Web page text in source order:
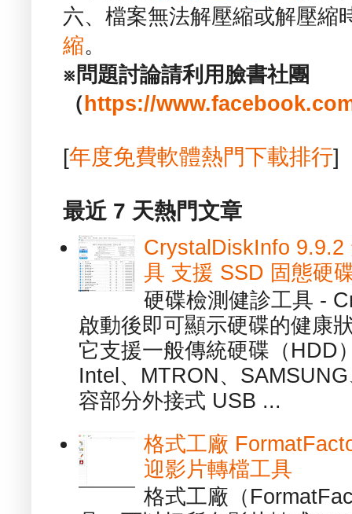
六、檔案無法解壓縮或解壓縮
縮。
※問題討論請利用臉書社團
（ https://
[年度免費軟體熱門下載排行]
最近 7 天熱門文章
CrystalDiskInfo 9.9.2
具 支援 SSD 固態硬
硬碟檢測健診工具 -
啟動後即可顯示硬碟的健康
它支援一般傳統硬碟（HDD
Intel、MTRON、
容部分外接式 USB ...
格式工廠
迎影片轉檔工具
格式工廠（